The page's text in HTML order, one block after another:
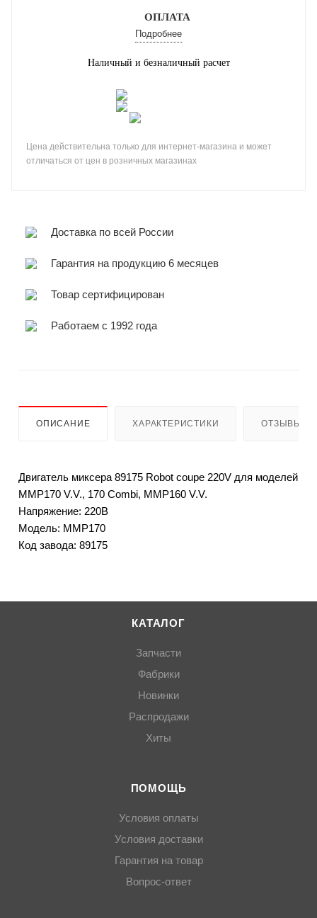
ОПЛАТА
Подробнее
Наличный и безналичный расчет
Цена действительна только для интернет-магазина и может
отличаться от цен в розничных магазинах
Доставка по всей России
Гарантия на продукцию 6 месяцев
Товар сертифицирован
Работаем с 1992 года
ОПИСАНИЕ ХАРАКТЕРИСТИКИ ОТЗЫВЫ
Двигатель миксера 89175 Robot coupe 220V для моделей
MMP170 V.V., 170 Combi, MMP160 V.V.
Напряжение: 220В
Модель: MMP170
Код завода: 89175
КАТАЛОГ
Запчасти
Фабрики
Новинки
Распродажи
Хиты
ПОМОЩЬ
Условия оплаты
Условия доставки
Гарантия на товар
Вопрос-ответ